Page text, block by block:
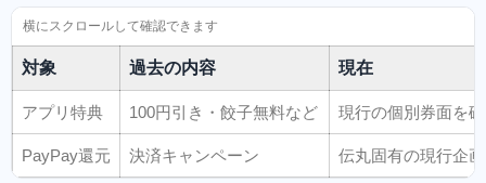
対象 過去の内容 現在
アプリ特典 100円引き・餃子無料など 現行の個別券面を
PayPay還元 決済キャンペーン 伝丸固有の現行企